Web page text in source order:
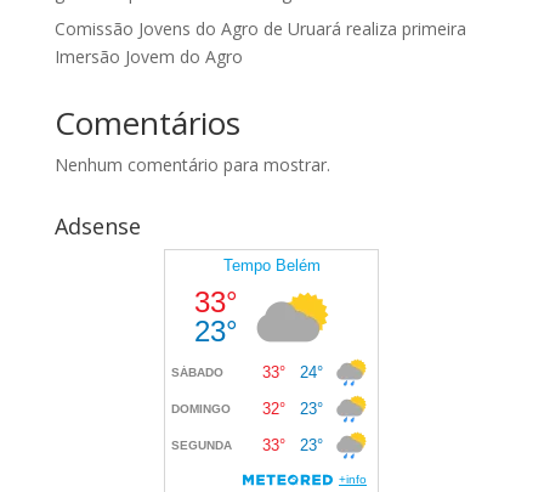
Comissão Jovens do Agro de Uruará realiza primeira
Imersão Jovem do Agro
Comentários
Nenhum comentário para mostrar.
Adsense